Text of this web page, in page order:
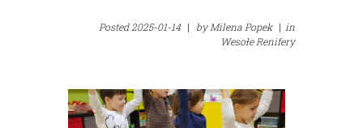
Posted2025-01-14 | byMilena Popek | in
Wesołe Renifery